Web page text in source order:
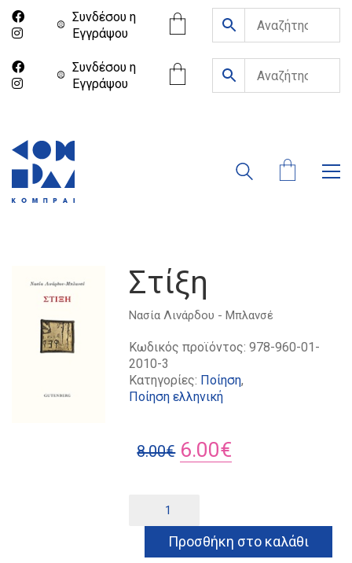
Συνδέσου η
Eγγράψου
Συνδέσου η
Eγγράψου
Στίξη
Νασία Λινάρδου - Μπλανσέ
Κωδικός προϊόντος:978-960-01-
2010-3
Κατηγορίες: Ποίηση,
Ποίηση ελληνική
8.00€ Original
8.00€.
6.00€
είναι:
6.00€.
ποσότητα
Προσθήκη στο καλάθι